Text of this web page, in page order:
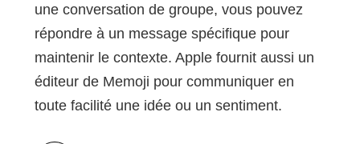
une conversation de groupe, vous pouvez
répondre à un message spécifique pour
maintenir le contexte. Apple fournit aussi un
éditeur de Memoji pour communiquer en
toute facilité une idée ou un sentiment.